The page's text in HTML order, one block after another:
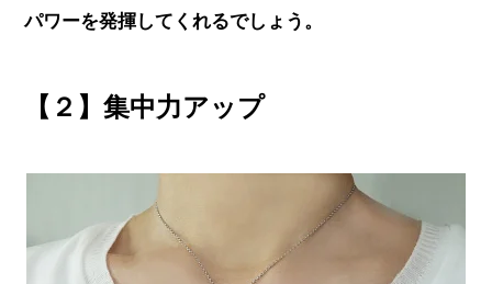
パワーを発揮してくれるでしょう。
【２】集中力アップ